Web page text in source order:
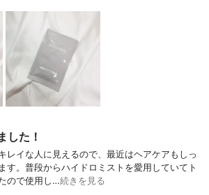
した！
レイな人に見えるので、最近はヘアケアもしっ
す。普段からハイドロミストを愛用していてト
ので使用し…続きを見る